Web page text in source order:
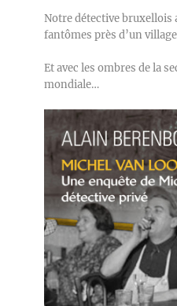
Notre détective bruxellois
fantômes près d’un
Et avec les ombres de la
mondiale…